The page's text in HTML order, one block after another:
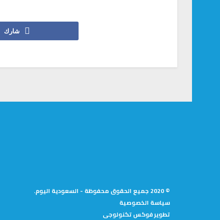
شارك
© 2020 جميع الحقوق محفوظة - السعودية اليوم.
سياسة الخصوصية
تطويرفوكس تكنولوجى